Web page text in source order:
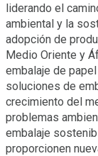
liderando el
ambiental y la
adopción de
Medio Oriente y
embalaje de
soluciones de
crecimiento del
problemas
embalaje
proporcionen